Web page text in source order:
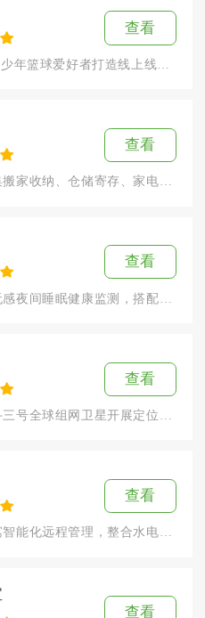
查看
查看
四通管家汇集搬家收纳、仓储寄存、家电拆装、家政保洁、除甲醛多...
查看
查看
查看
租宝主打公寓智能化远程管理，整合水电燃气智能表与智能门锁，面...
查看